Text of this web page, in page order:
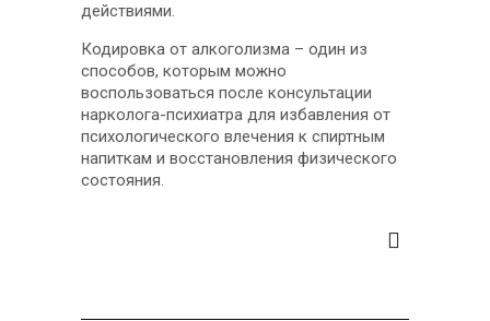
действиями.
Кодировка от алкоголизма – один из
способов, которым можно
воспользоваться после консультации
нарколога-психиатра для избавления от
психологического влечения к спиртным
напиткам и восстановления физического
состояния.